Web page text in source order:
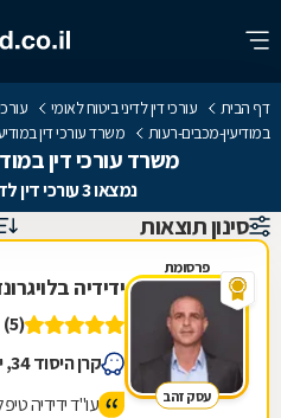
דף הבית עורכי דין לדיני ביטוח לאומי
במודיעין-מכבים-רעות
משרד עורכי דין
משרד עורכי דין
נמצאו 3 עורכי דין לדיני ביטוח לאומי
סינון תוצאות
פרסומת
עסק זהב
ידידיה
(5)
קרן היסוד 34, ירושלים
עו"ד ידידיה